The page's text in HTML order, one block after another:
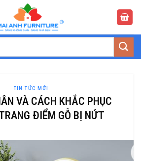
TIN TỨC MỚI
VÀ CÁCH KHẮC PHỤC
ĐIỂM GỖ BỊ NỨT